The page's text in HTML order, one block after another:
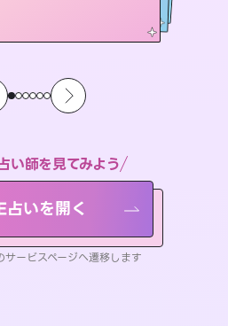
い師を見てみよう
いを開く
ービスページへ遷移します